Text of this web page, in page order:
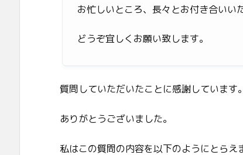
お忙しいところ、長々とお付き合いい
どうぞ宜しくお願い致します。
質問していただいたことに感謝しています。
ありがとうございました。
私はこの質問の内容を以下のようにとらえ